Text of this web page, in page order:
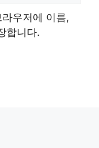
우저에 이름,
합니다.